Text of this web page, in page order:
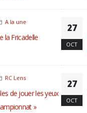
A la une
la Fricadelle
27
OCT
RC Lens
de jouer les yeux
»
27
OCT